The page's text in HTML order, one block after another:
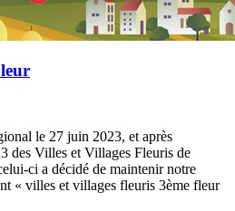
le 27 juin 2023, et après
des Villes et Villages Fleuris de
ci a décidé de maintenir notre
« villes et villages fleuris 3ème fleur